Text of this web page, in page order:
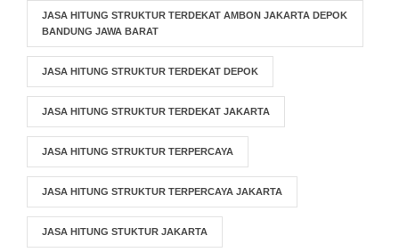
JASA HITUNG STRUKTUR TERDEKAT AMBON JAKARTA DEPOK
BANDUNG JAWA BARAT
JASA HITUNG STRUKTUR TERDEKAT DEPOK
JASA HITUNG STRUKTUR TERDEKAT JAKARTA
JASA HITUNG STRUKTUR TERPERCAYA
JASA HITUNG STRUKTUR TERPERCAYA JAKARTA
JASA HITUNG STUKTUR JAKARTA